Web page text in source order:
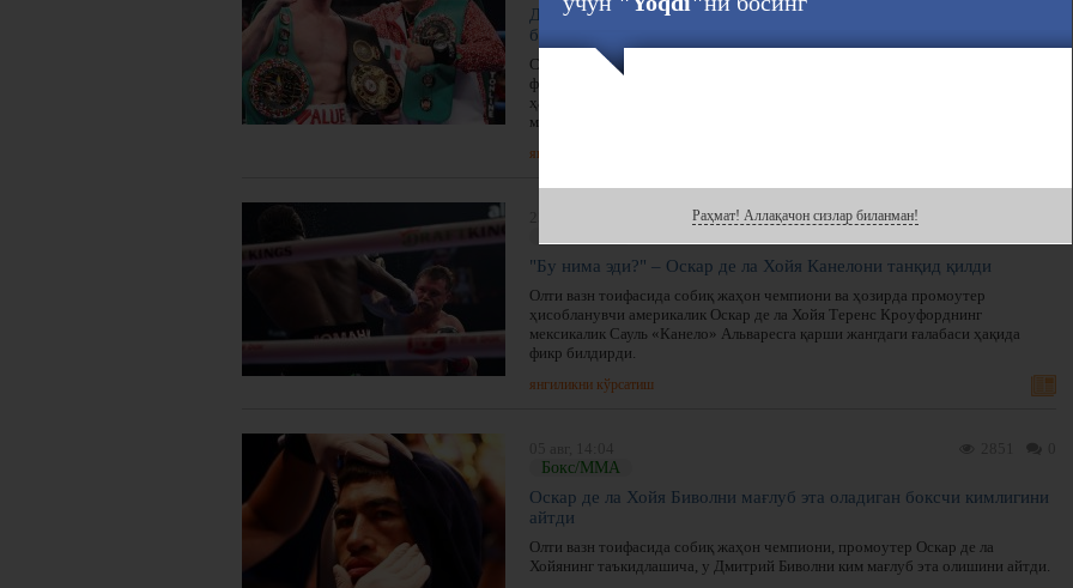
Де Ла Хойя "Канело"га мураббийни алмаштиришни маслаҳат
берди
Сауль "Канело" Альвареснинг собиқ промоутери Оскар Де Ла Хойянинг
фикрича, 35 ёшли мексикалик Теренс Кроуфорддан учралган мағлубият
ҳамда иккинчи ўрта вазнда мутлақ жаҳон чемпионлигидан айрилганидан сўнг
мураббийни алмаштириш вақти келди.
янгиликни кўрсатиш
"Бу нима эди?" – Оскар де ла Хойя Канелони танқид қилди
Олти вазн тоифасида собиқ жаҳон чемпиони ва ҳозирда промоутер
ҳисобланувчи америкалик Оскар де ла Хойя Теренс Кроуфорднинг
мексикалик Сауль «Канело» Альваресга қарши жангдаги ғалабаси ҳақида
фикр билдирди.
янгиликни кўрсатиш
Бокс/ММА
Оскар де ла Хойя Биволни мағлуб эта оладиган боксчи кимлигини
айтди
Олти вазн тоифасида собиқ жаҳон чемпиони, промоутер Оскар де ла
Хойянинг таъкидлашича, у Дмитрий Биволни ким мағлуб эта олишини айтди.
Раҳмат! Аллақачон сизлар биланман!